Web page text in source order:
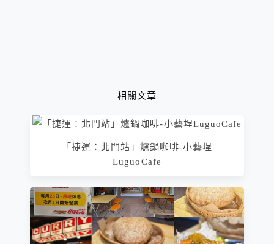
相關文章
「捷運：北門站」爐鍋咖啡-小藝埕
LuguoCafe